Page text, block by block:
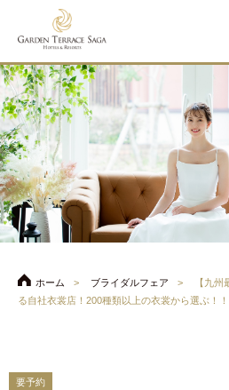
ホーム ブライダルフェア
【九
る自社衣裳店！200種類以上の衣裳から選ぶ！！
要予約